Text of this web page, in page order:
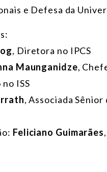
e Defesa da
, Diretora no IPCS
Maunganidze,
ISS
, Associada
Feliciano Guimarães